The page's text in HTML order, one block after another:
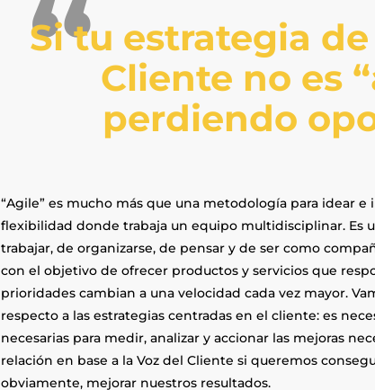
Si tu estrategia
Cliente no es
perdiendo
“Agile” es mucho más que una metodología para idear
flexibilidad donde trabaja un equipo multidisciplinar. Es
trabajar, de organizarse, de pensar y de ser como
con el objetivo de ofrecer productos y servicios que
prioridades cambian a una velocidad cada vez mayor.
respecto a las estrategias centradas en el cliente: es
necesarias para medir, analizar y accionar las mejoras
relación en base a la Voz del Cliente si queremos
obviamente, mejorar nuestros resultados.